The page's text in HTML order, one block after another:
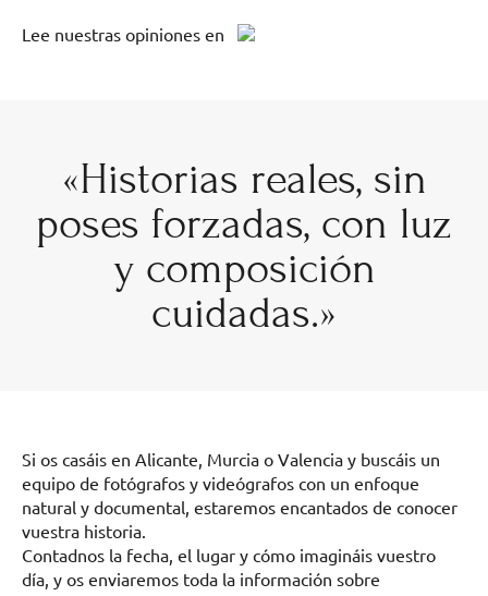
Lee nuestras opiniones en
«Historias reales, sin
poses forzadas, con luz
y composición
cuidadas.»
Si os casáis en Alicante, Murcia o Valencia y buscáis un
equipo de fotógrafos y videógrafos con un enfoque
natural y documental, estaremos encantados de conocer
vuestra historia.
Contadnos la fecha, el lugar y cómo imagináis vuestro
día, y os enviaremos toda la información sobre